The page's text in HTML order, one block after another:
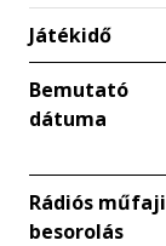
Játékidő
Bemutató
dátuma
Rádiós műfaji
besorolás